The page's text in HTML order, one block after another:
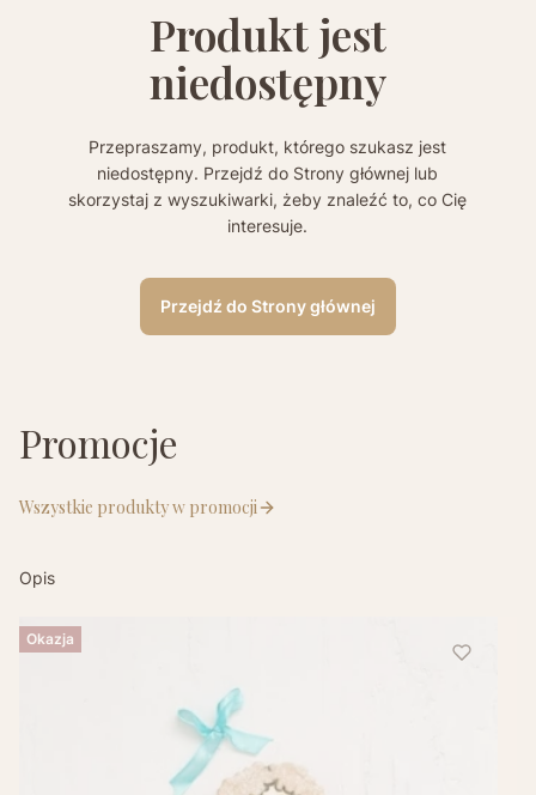
Produkt jest
niedostępny
Przepraszamy, produkt, którego szukasz jest
niedostępny. Przejdź do Strony głównej lub
skorzystaj z wyszukiwarki, żeby znaleźć to, co Cię
interesuje.
Przejdź do Strony głównej
Promocje
Wszystkie produkty w promocji
Opis
Okazja